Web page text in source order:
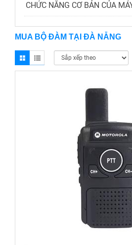
CHỨC NĂNG CƠ BẢN CỦA
MUA BỘ ĐÀM TẠI ĐÀ NẴNG